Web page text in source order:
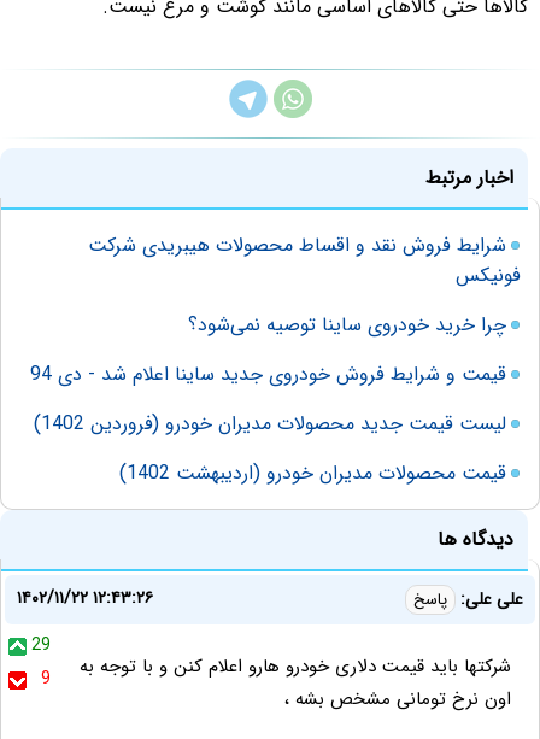
کالاها حتی کالاهای اساسی مانند گوشت و مرغ نیست.
اخبار مرتبط
شرایط فروش نقد و اقساط محصولات هیبریدی شرکت
فونیکس
چرا خرید خودروی ساینا توصیه نمی‌شود؟
قیمت و شرایط فروش خودروی جدید ساینا اعلام شد - دی 94
لیست قیمت جدید محصولات مدیران خودرو (فروردین 1402)
قیمت محصولات مدیران خودرو (اردیبهشت 1402)
دیدگاه ها
علی علی: پاسخ
۱۴۰۲/۱۱/۲۲ ۱۲:۴۳:۲۶
29
9
شرکتها باید قیمت دلاری خودرو هارو اعلام کنن و با توجه به
اون نرخ تومانی مشخص بشه ،